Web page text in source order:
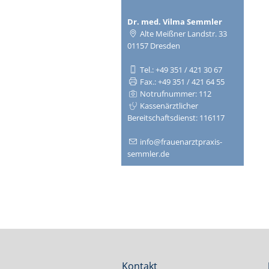
Dr. med. Vilma Semmler
Alte Meißner Landstr. 33
01157 Dresden
Tel.: +49 351 / 421 30 67
Fax.: +49 351 / 421 64 55
Notrufnummer: 112
Kassenärztlicher
Bereitschaftsdienst: 116117
info@frauenarztpraxis-
semmler.de
Kontakt